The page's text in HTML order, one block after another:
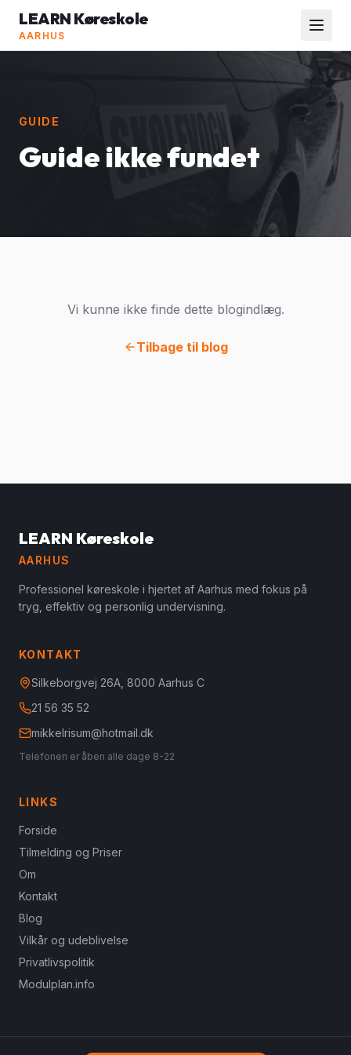
LEARN Køreskole
AARHUS
GUIDE
Guide ikke fundet
Vi kunne ikke finde dette blogindlæg.
Tilbage til blog
LEARN Køreskole
AARHUS
Professionel køreskole i hjertet af Aarhus med fokus på
tryg, effektiv og personlig undervisning.
KONTAKT
Silkeborgvej 26A, 8000 Aarhus C
21 56 35 52
mikkelrisum@hotmail.dk
Telefonen er åben alle dage 8-22
LINKS
Forside
Tilmelding og Priser
Om
Kontakt
Blog
Vilkår og udeblivelse
Privatlivspolitik
Modulplan.info